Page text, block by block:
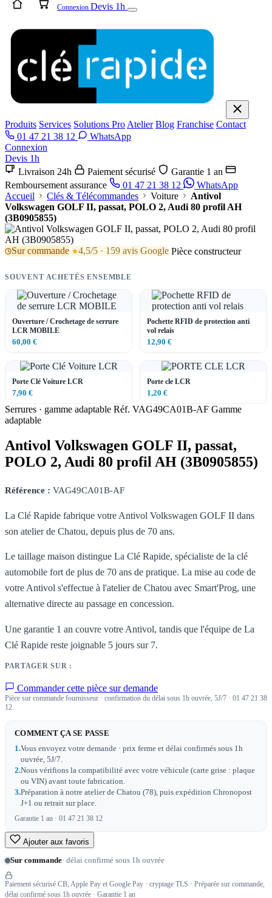
Connexion Devis 1h
Produits Services Solutions Pro Atelier Blog Franchise Contact
01 47 21 38 12
WhatsApp
Connexion
Devis 1h
Livraison 24h
Paiement sécurisé
Garantie 1 an
Remboursement assurance
01 47 21 38 12
WhatsApp
Accueil
Clés & Télécommandes Voiture
Antivol
Volkswagen GOLF II, passat, POLO 2, Audi 80 profil AH
(3B0905855)
Sur commande 4,5/5 · 159 avis Google Pièce constructeur
SOUVENT ACHETÉS ENSEMBLE
Ouverture / Crochetage de serrure
LCR MOBILE
60,00 €
Pochette RFID de protection anti
vol relais
12,90 €
Porte Clé Voiture LCR
7,90 €
Porte cle LCR
1,20 €
Serrures · gamme adaptable Réf. VAG49CA01B-AF Gamme
adaptable
Antivol Volkswagen GOLF II, passat,
POLO 2, Audi 80 profil AH (3B0905855)
Référence : VAG49CA01B-AF
La Clé Rapide fabrique votre Antivol Volkswagen GOLF II dans
son atelier de Chatou, depuis plus de 70 ans.
Le taillage maison distingue La Clé Rapide, spécialiste de la clé
automobile fort de plus de 70 ans de pratique. La mise au code de
votre Antivol s'effectue à l'atelier de Chatou avec Smart'Prog, une
alternative directe au passage en concession.
Une garantie 1 an couvre votre Antivol, tandis que l'équipe de La
Clé Rapide reste joignable 5 jours sur 7.
PARTAGER SUR :
Commander cette pièce sur demande
Pièce sur commande fournisseur · confirmation du délai sous 1h ouvrée, 5J/7 · 01 47 21 38
12.
COMMENT ÇA SE PASSE
1.Vous envoyez votre demande · prix ferme et délai confirmés sous 1h
ouvrée, 5J/7.
2.Nous vérifions la compatibilité avec votre véhicule (carte grise : plaque
ou VIN) avant toute fabrication.
3.Préparation à notre atelier de Chatou (78), puis expédition Chronopost
J+1 ou retrait sur place.
Garantie 1 an · 01 47 21 38 12
Ajouter aux favoris
Sur commande· délai confirmé sous 1h ouvrée
Paiement sécurisé CB, Apple Pay et Google Pay · cryptage TLS · Préparée sur commande,
délai confirmé sous 1h ouvrée · Garantie 1 an